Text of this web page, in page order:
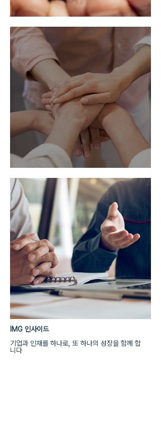
IMG 인사이드
기업과 인재를 하나로, 또 하나의 성장을 함께 합
니다